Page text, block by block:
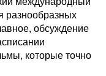
разнообразных
обсуждение
которые точно